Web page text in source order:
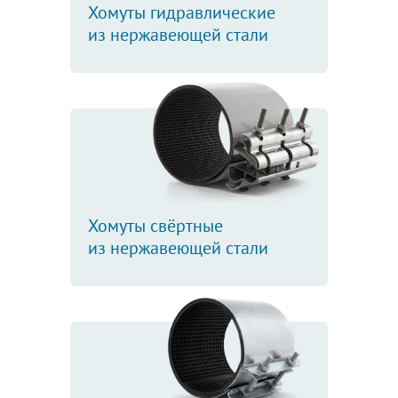
Хомуты гидравлические
из нержавеющей стали
Хомуты свёртные
из нержавеющей стали